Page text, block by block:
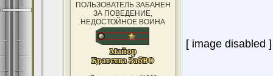
ПОЛЬЗОВАТЕЛЬ ЗАБАНЕН
ЗА ПОВЕДЕНИЕ,
НЕДОСТОЙНОЕ ВОИНА
[ image disabled ]